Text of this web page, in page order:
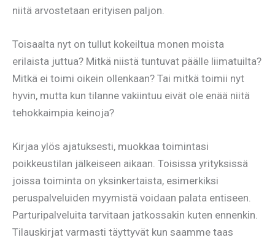
niitä arvostetaan erityisen paljon.
Toisaalta nyt on tullut kokeiltua monen moista
erilaista juttua? Mitkä niistä tuntuvat päälle liimatuilta?
Mitkä ei toimi oikein ollenkaan? Tai mitkä toimii nyt
hyvin, mutta kun tilanne vakiintuu eivät ole enää niitä
tehokkaimpia keinoja?
Kirjaa ylös ajatuksesti, muokkaa toimintasi
poikkeustilan jälkeiseen aikaan. Toisissa yrityksissä
joissa toiminta on yksinkertaista, esimerkiksi
peruspalveluiden myymistä voidaan palata entiseen.
Parturipalveluita tarvitaan jatkossakin kuten ennenkin.
Tilauskirjat varmasti täyttyvät kun saamme taas